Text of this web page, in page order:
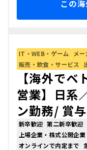
この
IT・WEB・ゲーム メー
販売・飲食・サービス
【海外で
営業】日系
ン勤務/ 賞
新卒歓迎 第二新卒歓迎
上場企業・株式公開企業
オンラインで内定まで